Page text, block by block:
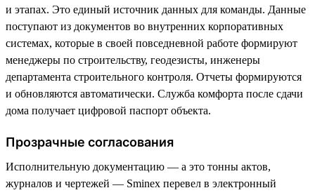
и этапах. Это единый источник данных для команды. Данные
поступают из документов во внутренних корпоративных
системах, которые в своей повседневной работе формируют
менеджеры по строительству, геодезисты, инженеры
департамента строительного контроля. Отчеты формируются
и обновляются автоматически. Служба комфорта после сдачи
дома получает цифровой паспорт объекта.
Прозрачные согласования
Исполнительную документацию — а это тонны актов,
журналов и чертежей — Sminex перевел в электронный